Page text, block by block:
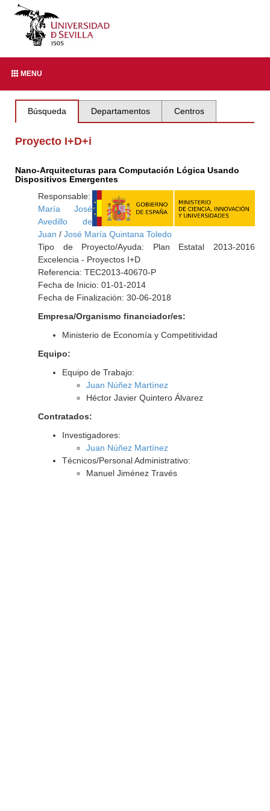
MENU
Búsqueda Departamentos Centros
Proyecto I+D+i
Nano-Arquitecturas para Computación Lógica Usando
Dispositivos Emergentes
Responsable:
María José
Avedillo de
Juan / José María Quintana Toledo
Tipo de Proyecto/Ayuda: Plan Estatal 2013-2016
Excelencia - Proyectos I+D
Referencia: TEC2013-40670-P
Fecha de Inicio: 01-01-2014
Fecha de Finalización: 30-06-2018
Empresa/Organismo financiador/es:
Ministerio de Economía y Competitividad
Equipo:
Equipo de Trabajo:
Juan Núñez Martínez
Héctor Javier Quintero Álvarez
Contratados:
Investigadores:
Juan Núñez Martínez
Técnicos/Personal Administrativo:
Manuel Jiménez Través